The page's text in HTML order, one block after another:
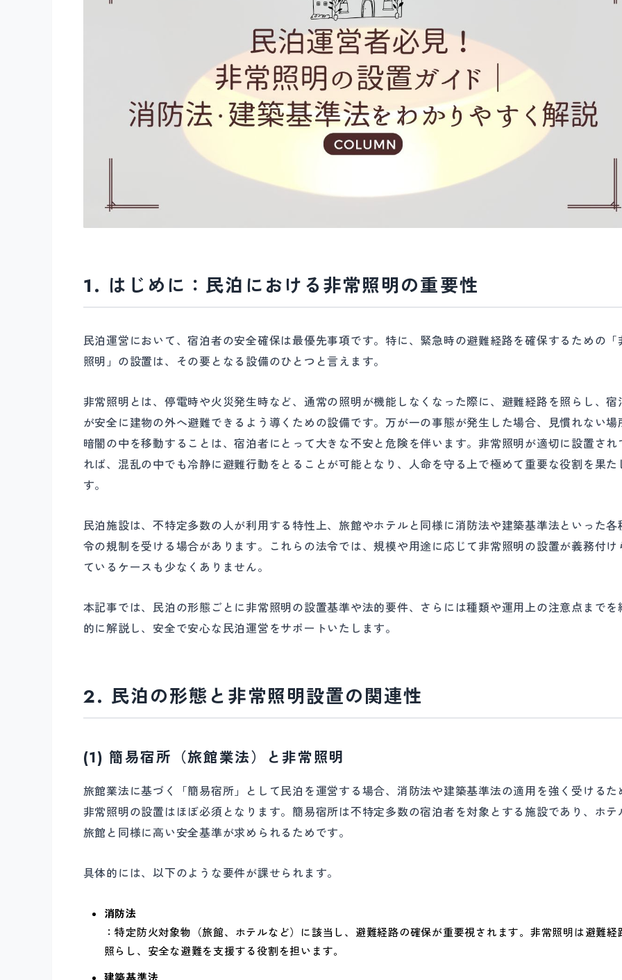
1. はじめに：民泊における非常照明の重要性
民泊運営において、宿泊者の安全確保は最優先事項です。特に、緊急時の避難経路を確保するための「
照明」の設置は、その要となる設備のひとつと言えます。
非常照明とは、停電時や火災発生時など、通常の照明が機能しなくなった際に、避難経路を照らし、宿
が安全に建物の外へ避難できるよう導くための設備です。万が一の事態が発生した場合、見慣れない場
暗闇の中を移動することは、宿泊者にとって大きな不安と危険を伴います。非常照明が適切に設置され
れば、混乱の中でも冷静に避難行動をとることが可能となり、人命を守る上で極めて重要な役割を果た
す。
民泊施設は、不特定多数の人が利用する特性上、旅館やホテルと同様に消防法や建築基準法といった各
令の規制を受ける場合があります。これらの法令では、規模や用途に応じて非常照明の設置が義務付け
ているケースも少なくありません。
本記事では、民泊の形態ごとに非常照明の設置基準や法的要件、さらには種類や運用上の注意点までを
的に解説し、安全で安心な民泊運営をサポートいたします。
2. 民泊の形態と非常照明設置の関連性
(1) 簡易宿所（旅館業法）と非常照明
旅館業法に基づく「簡易宿所」として民泊を運営する場合、消防法や建築基準法の適用を強く受けるた
非常照明の設置はほぼ必須となります。簡易宿所は不特定多数の宿泊者を対象とする施設であり、ホテ
旅館と同様に高い安全基準が求められるためです。
具体的には、以下のような要件が課せられます。
消防法
：特定防火対象物（旅館、ホテルなど）に該当し、避難経路の確保が重要視されます。非常照明は避難経
照らし、安全な避難を支援する役割を担います。